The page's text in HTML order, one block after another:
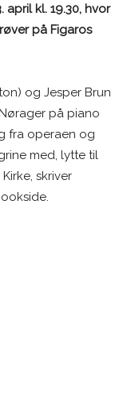
kl. 19.30, hvor
på Figaros
og Jesper Brun
på piano
fra operaen og
med, lytte til
skriver